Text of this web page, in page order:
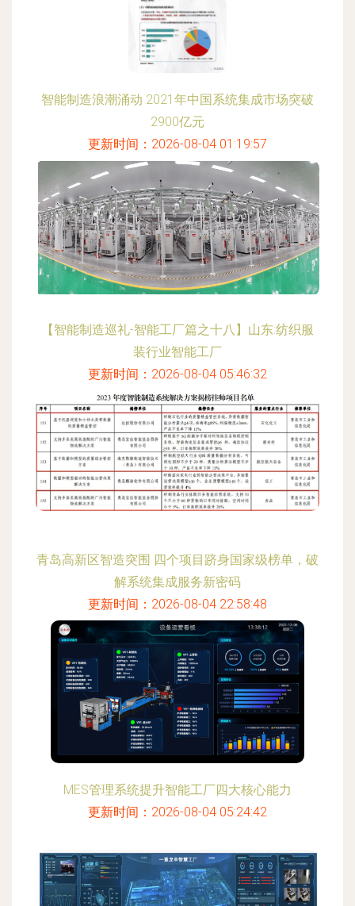
智能制造浪潮涌动 2021年中国系统集成市场突破
2900亿元
更新时间：2026-08-04 01:19:57
【智能制造巡礼-智能工厂篇之十八】山东:纺织服
装行业智能工厂
更新时间：2026-08-04 05:46:32
青岛高新区智造突围 四个项目跻身国家级榜单，破
解系统集成服务新密码
更新时间：2026-08-04 22:58:48
MES管理系统提升智能工厂四大核心能力
更新时间：2026-08-04 05:24:42